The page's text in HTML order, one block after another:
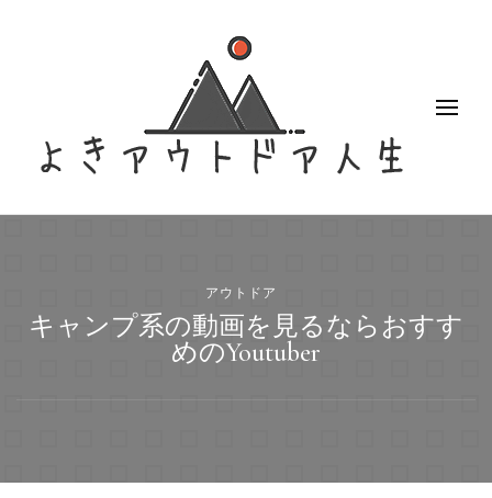
よきアウトドア人生
アクティブなアウトドア女子のブログ
アウトドア
キャンプ系の動画を見るならおすす
めのYoutuber